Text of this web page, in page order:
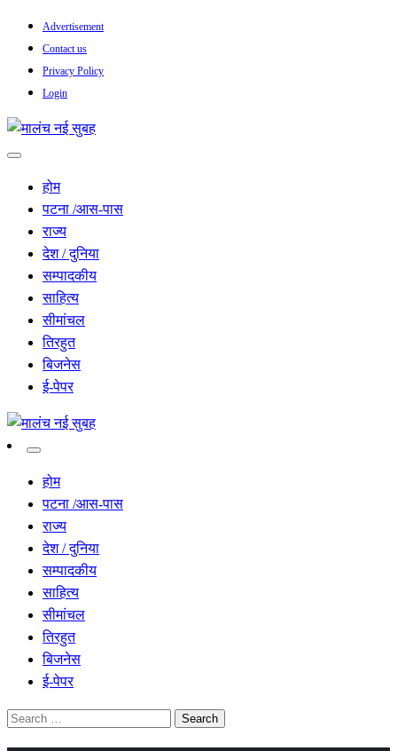
Skip
content
Advertisement
Contact us
Privacy Policy
Login
मालंच नई सुबह
होम
पटना /आस-पास
राज्य
देश / दुनिया
सम्पादकीय
साहित्य
सीमांचल
तिरहुत
बिजनेस
ई-पेपर
मालंच नई सुबह
होम
पटना /आस-पास
राज्य
देश / दुनिया
सम्पादकीय
साहित्य
सीमांचल
तिरहुत
बिजनेस
ई-पेपर
Search